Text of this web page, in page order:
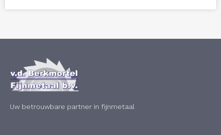
Uw betrouwbare partner in fijnmetaal